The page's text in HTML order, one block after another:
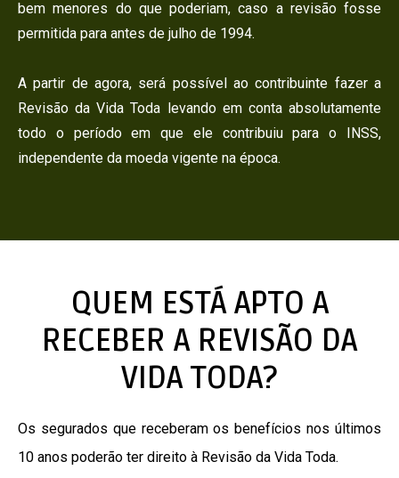
bem menores do que poderiam, caso a revisão fosse
permitida para antes de julho de 1994.
A partir de agora, será possível ao contribuinte fazer a
Revisão da Vida Toda levando em conta absolutamente
todo o período em que ele contribuiu para o INSS,
independente da moeda vigente na época.
QUEM ESTÁ APTO A
RECEBER A REVISÃO DA
VIDA TODA?
Os segurados que receberam os benefícios nos últimos
10 anos poderão ter direito à Revisão da Vida Toda.